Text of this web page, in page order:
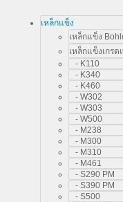
เหล็กแข็ง
เหล็กแข็ง
เหล็กแข็งเกรด
- K110
- K340
- K460
- W302
- W303
- W500
- M238
- M300
- M310
- M461
- S290 PM
- S390 PM
- S500